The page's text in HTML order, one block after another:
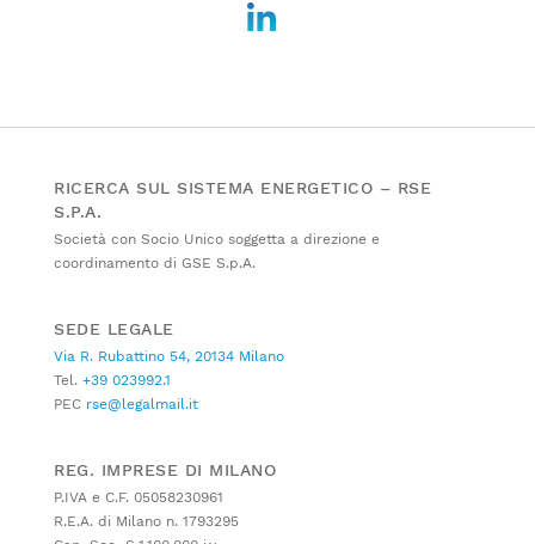
RICERCA SUL SISTEMA ENERGETICO – RSE
S.P.A.
Società con Socio Unico soggetta a direzione e
coordinamento di GSE S.p.A.
SEDE LEGALE
Via R. Rubattino 54, 20134 Milano
Tel. +39 023992.1
PEC rse@legalmail.it
REG. IMPRESE DI MILANO
P.IVA e C.F. 05058230961
R.E.A. di Milano n. 1793295